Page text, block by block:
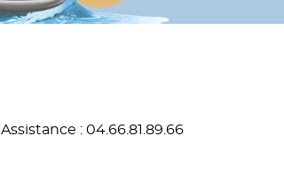
Assistance : 04.66.81.89.66